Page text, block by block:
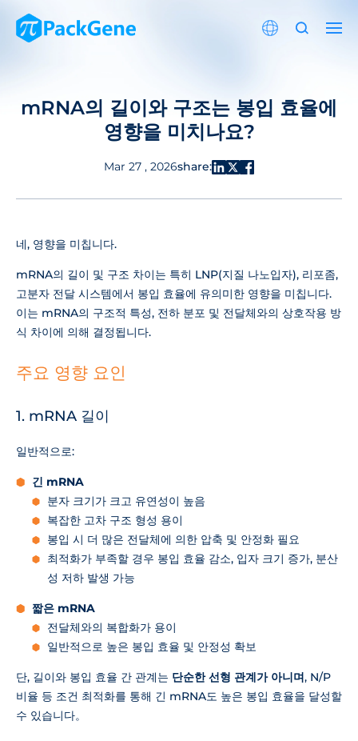
mRNA의 길이와 구조는 봉입 효율에
영향을 미치나요?
Mar 27 , 2026share:
네, 영향을 미칩니다.
mRNA의 길이 및 구조 차이는 특히 LNP(지질 나노입자), 리포좀,
고분자 전달 시스템에서 봉입 효율에 유의미한 영향을 미칩니다.
이는 mRNA의 구조적 특성, 전하 분포 및 전달체와의 상호작용 방
식 차이에 의해 결정됩니다.
주요 영향 요인
1. mRNA 길이
일반적으로:
긴 mRNA
분자 크기가 크고 유연성이 높음
복잡한 고차 구조 형성 용이
봉입 시 더 많은 전달체에 의한 압축 및 안정화 필요
최적화가 부족할 경우 봉입 효율 감소, 입자 크기 증가, 분산
성 저하 발생 가능
짧은 mRNA
전달체와의 복합화가 용이
일반적으로 높은 봉입 효율 및 안정성 확보
단, 길이와 봉입 효율 간 관계는 단순한 선형 관계가 아니며, N/P
비율 등 조건 최적화를 통해 긴 mRNA도 높은 봉입 효율을 달성할
수 있습니다。